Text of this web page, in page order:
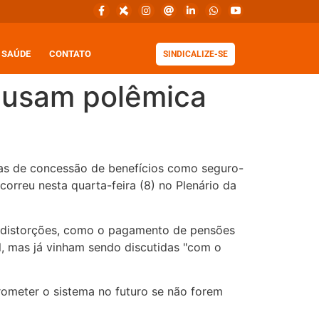
SAÚDE CONTATO SINDICALIZE-SE
polêmica
de concessão de benefícios como seguro-
nesta quarta-feira (8) no Plenário da
como o pagamento de pensões
mas já vinham sendo discutidas "com o
o sistema no futuro se não forem